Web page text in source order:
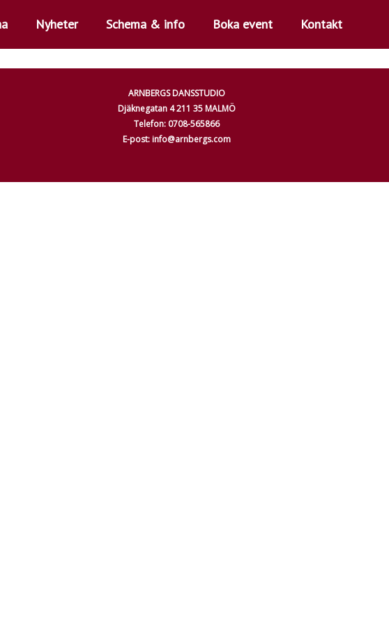
Nyheter Schema & info Boka event Kontakt
ARNBERGS DANSSTUDIO
Djäknegatan 4 211 35 MALMÖ
Telefon: 0708-565866
E-post: info@arnbergs.com